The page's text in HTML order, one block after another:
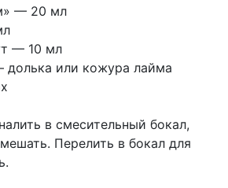
— 20 мл
— 10 мл
или кожура лайма
в смесительный бокал,
Перелить в бокал для